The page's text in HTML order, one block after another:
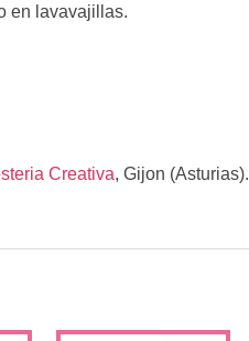
en lavavajillas.
Creativa, Gijon (Asturias).